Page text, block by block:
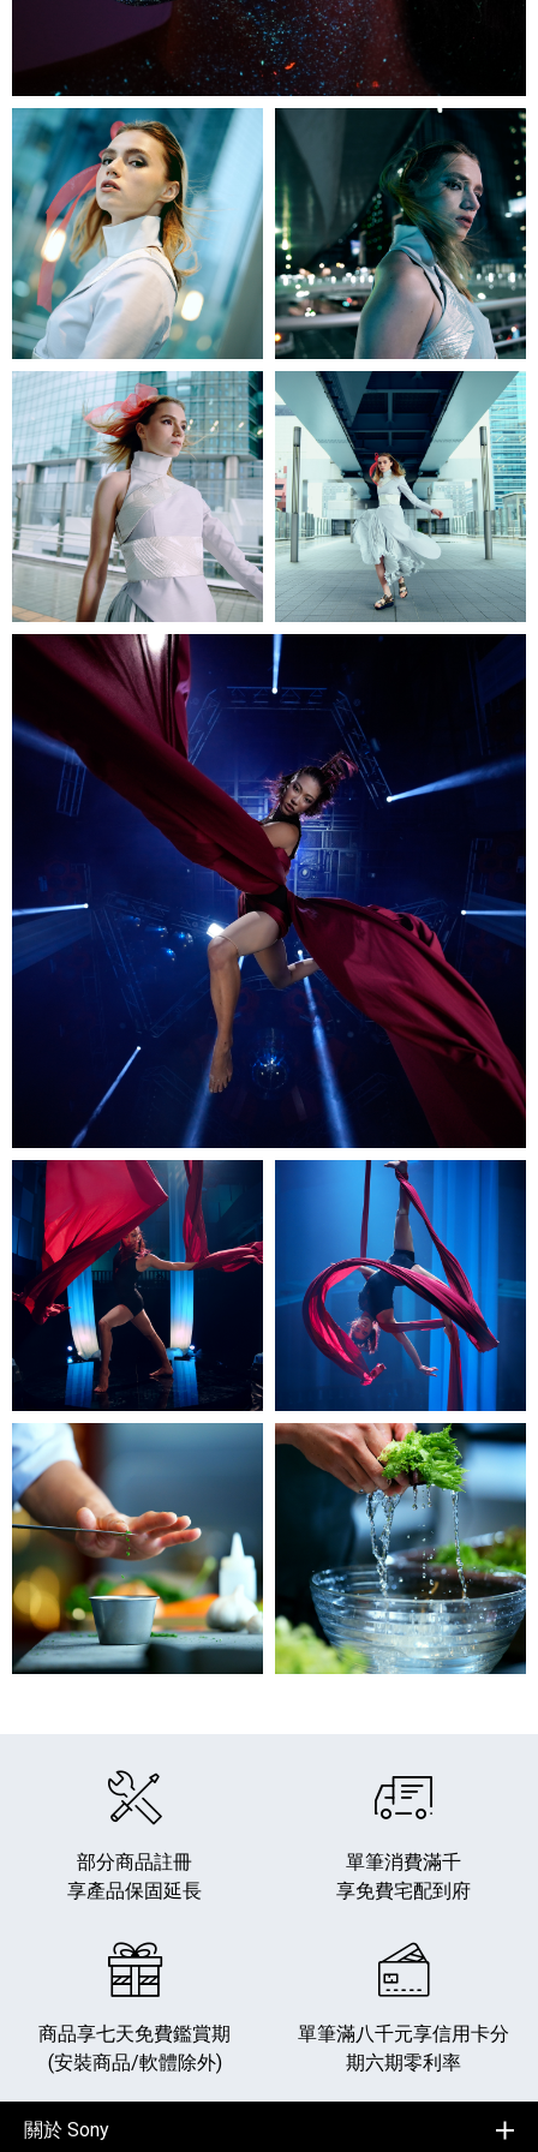
部分商品註冊
享產品保固延長
單筆消費滿千
享免費宅配到府
商品享七天免費鑑賞期
(安裝商品/軟體除外)
單筆滿八千元享信用卡分
期六期零利率
關於 Sony